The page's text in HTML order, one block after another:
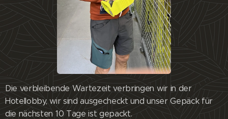
Die verbleibende Wartezeit verbringen wir in der
Hotellobby, wir sind ausgecheckt und unser Gepäck für
die nächsten 10 Tage ist gepackt.